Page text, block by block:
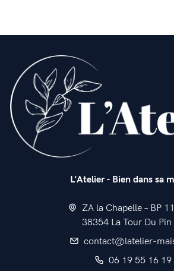
L'Atelier - Bien dans sa
ZA la Chapelle – BP
38354 La Tour Du Pin
contact@latelier-
06 19 55 16 19